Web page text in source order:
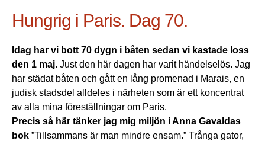
Hungrig i Paris. Dag 70.
Idag har vi bott 70 dygn i båten sedan vi kastade loss
den 1 maj. Just den här dagen har varit händelselös. Jag
har städat båten och gått en lång promenad i Marais, en
judisk stadsdel alldeles i närheten som är ett koncentrat
av alla mina föreställningar om Paris.
Precis så här tänker jag mig miljön i Anna Gavaldas
bok ”Tillsammans är man mindre ensam.” Trånga gator,